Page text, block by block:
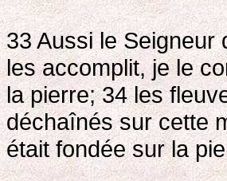
33 Aussi le Seigneur
les accomplit, je le
la pierre; 34 les
déchaînés sur cette
était fondée sur la